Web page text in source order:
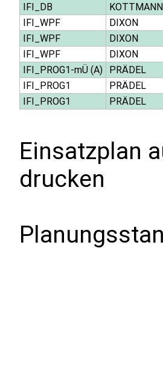
IFI_DB
KOTTMANN
IFI_WPF
DIXON
IFI_WPF
DIXON
IFI_WPF
DIXON
IFI_PROG1-mÜ (A)
PRÄDEL
IFI_PROG1
PRÄDEL
IFI_PROG1
PRÄDEL
Einsatzplan
drucken